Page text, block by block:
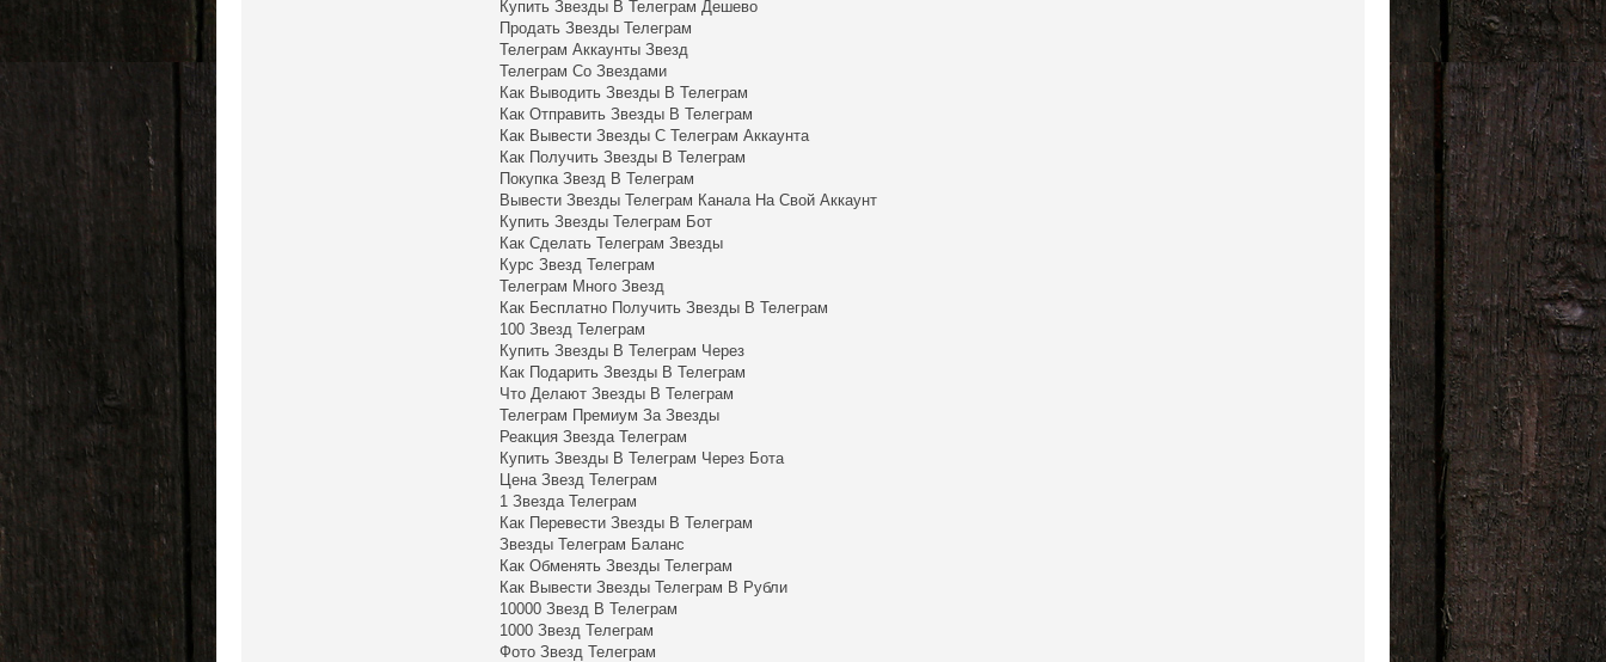
Купить Звезды В Телеграм Дешево
Продать Звезды Телеграм
Телеграм Аккаунты Звезд
Телеграм Со Звездами
Как Выводить Звезды В Телеграм
Как Отправить Звезды В Телеграм
Как Вывести Звезды С Телеграм Аккаунта
Как Получить Звезды В Телеграм
Покупка Звезд В Телеграм
Вывести Звезды Телеграм Канала На Свой Аккаунт
Купить Звезды Телеграм Бот
Как Сделать Телеграм Звезды
Курс Звезд Телеграм
Телеграм Много Звезд
Как Бесплатно Получить Звезды В Телеграм
100 Звезд Телеграм
Купить Звезды В Телеграм Через
Как Подарить Звезды В Телеграм
Что Делают Звезды В Телеграм
Телеграм Премиум За Звезды
Реакция Звезда Телеграм
Купить Звезды В Телеграм Через Бота
Цена Звезд Телеграм
1 Звезда Телеграм
Как Перевести Звезды В Телеграм
Звезды Телеграм Баланс
Как Обменять Звезды Телеграм
Как Вывести Звезды Телеграм В Рубли
10000 Звезд В Телеграм
1000 Звезд Телеграм
Фото Звезд Телеграм